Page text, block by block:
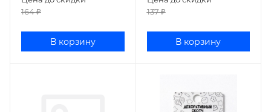
164₽
В корзину
137₽
В корзину